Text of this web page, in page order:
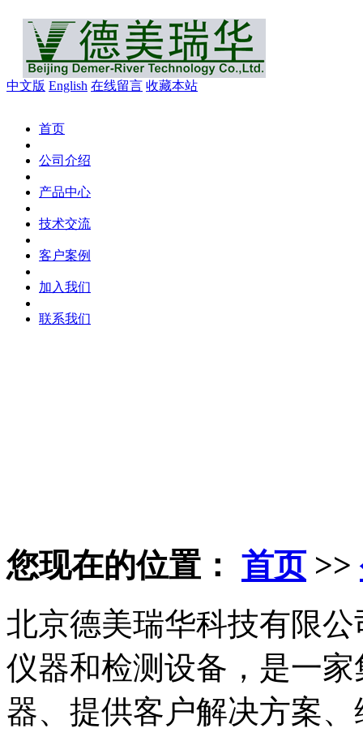
中文版 English 在线留言 收藏本站
首页
公司介绍
产品中心
技术交流
客户案例
加入我们
联系我们
您现在的位置： 首页>>
北京德美瑞华科技有限
仪器和检测设备，是一
器、提供客户解决方案